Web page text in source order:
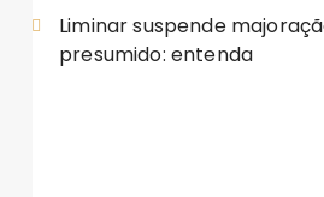
Liminar suspende
presumido: entenda